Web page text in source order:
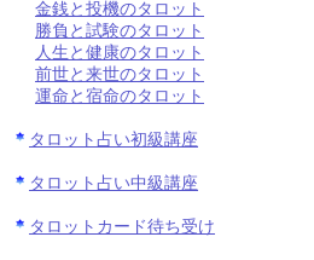
金銭と投機のタロット
勝負と試験のタロット
人生と健康のタロット
前世と来世のタロット
運命と宿命のタロット
タロット占い初級講座
タロット占い中級講座
タロットカード待ち受け